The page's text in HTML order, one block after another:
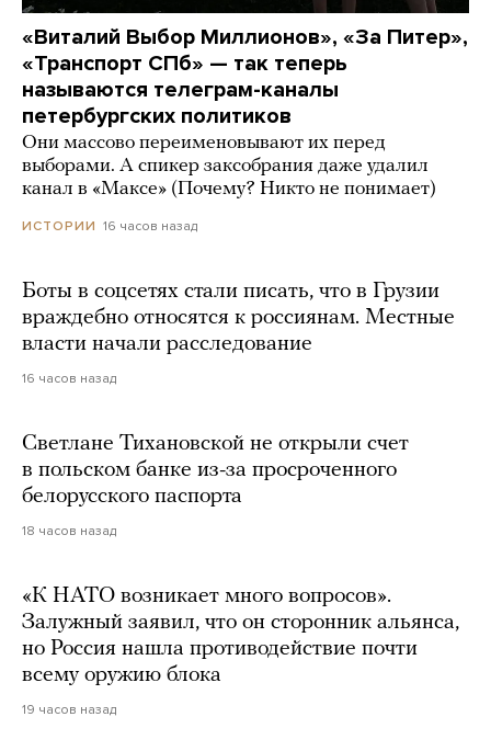
«Виталий Выбор Миллионов», «За Питер»,
«Транспорт СПб» — так теперь
называются телеграм-каналы
петербургских политиков
Они массово переименовывают их перед
выборами. А спикер заксобрания даже удалил
канал в «Максе» (Почему? Никто не понимает)
ИСТОРИИ 16 часов назад
Боты в соцсетях стали писать, что в Грузии
враждебно относятся к россиянам. Местные
власти начали расследование
16 часов назад
Светлане Тихановской не открыли счет
в польском банке из-за просроченного
белорусского паспорта
18 часов назад
«К НАТО возникает много вопросов».
Залужный заявил, что он сторонник альянса,
но Россия нашла противодействие почти
всему оружию блока
19 часов назад